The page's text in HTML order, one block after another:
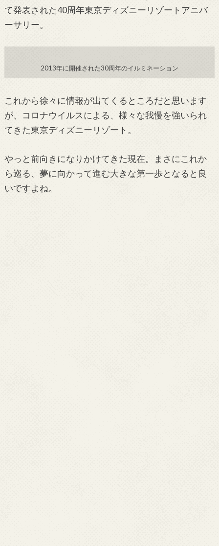
て発表された40周年東京ディズニーリゾートアニバ
ーサリー。
2013年に開催された30周年のイルミネーション
これから徐々に情報が出てくるところだと思います
が、コロナウイルスによる、様々な我慢を強いられ
てきた東京ディズニーリゾート。
やっと前向きになりかけてきた現在。
まさにこれか
ら巡る、夢に向かって進む大きな第一歩となると良
いですよね。